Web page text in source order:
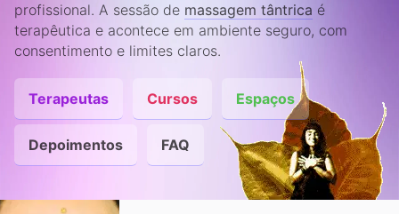
profissional. A sessão de massagem tântrica é
terapêutica e acontece em ambiente seguro, com
consentimento e limites claros.
Terapeutas Cursos Espaços
Depoimentos FAQ